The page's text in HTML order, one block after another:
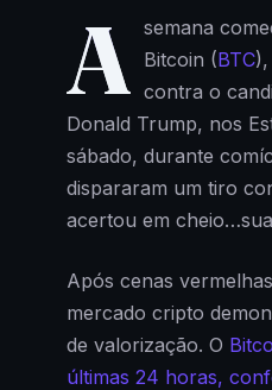
A semana
Bitcoin (BTC),
contra o
Donald Trump, nos
sábado, durante
dispararam um tiro
acertou em
Após cenas
mercado cripto
de valorização. O
últimas 24 horas,